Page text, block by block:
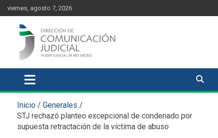
content
Skip
to
content
viernes, agosto 7, 2026
Comunicación Judicial
Inicio
Generales
STJ rechazó planteo excepcional de condenado por
supuesta retractación de la víctima de abuso